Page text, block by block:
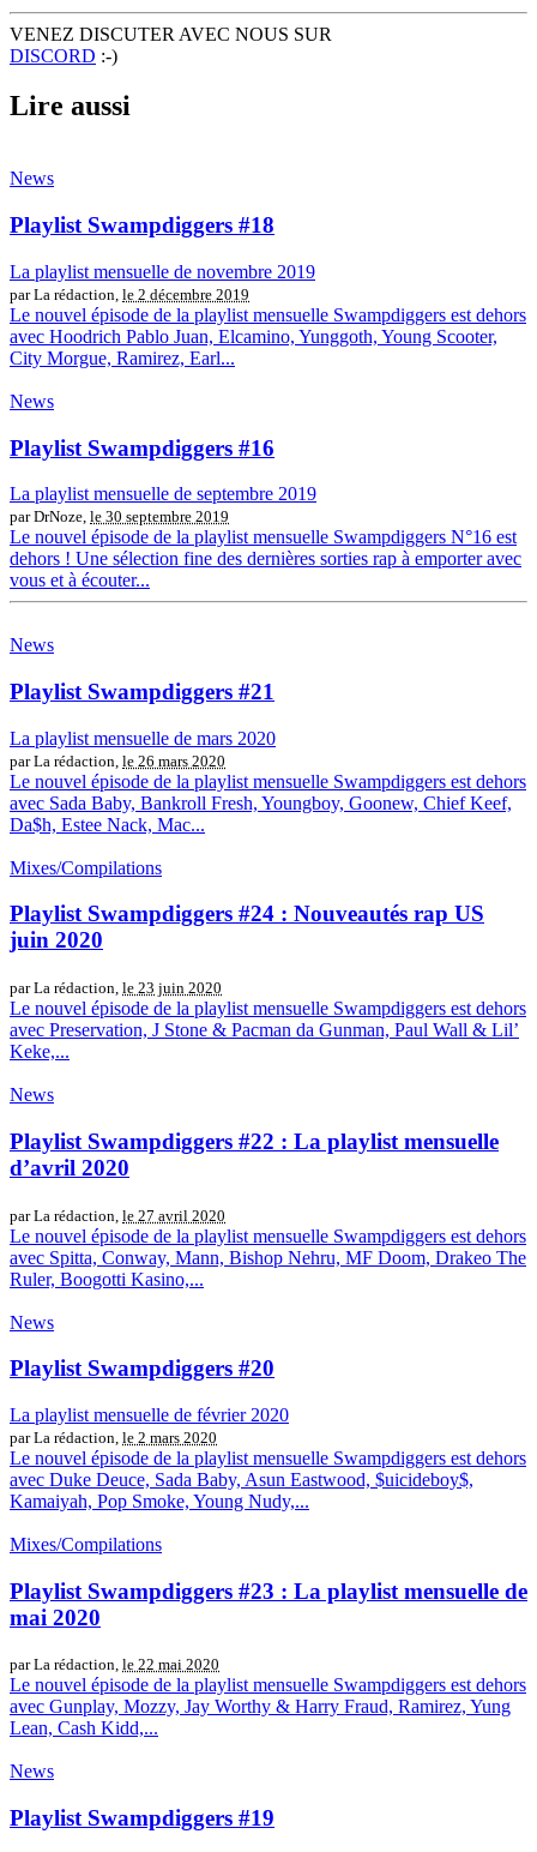
VENEZ DISCUTER AVEC NOUS SUR
DISCORD :-)
Lire aussi
News
Playlist Swampdiggers #18
La playlist mensuelle de novembre 2019
par La rédaction, le 2 décembre 2019
Le nouvel épisode de la playlist mensuelle Swampdiggers est dehors
avec Hoodrich Pablo Juan, Elcamino, Yunggoth, Young Scooter,
City Morgue, Ramirez, Earl...
News
Playlist Swampdiggers #16
La playlist mensuelle de septembre 2019
par DrNoze, le 30 septembre 2019
Le nouvel épisode de la playlist mensuelle Swampdiggers N°16 est
dehors ! Une sélection fine des dernières sorties rap à emporter avec
vous et à écouter...
News
Playlist Swampdiggers #21
La playlist mensuelle de mars 2020
par La rédaction, le 26 mars 2020
Le nouvel épisode de la playlist mensuelle Swampdiggers est dehors
avec Sada Baby, Bankroll Fresh, Youngboy, Goonew, Chief Keef,
Da$h, Estee Nack, Mac...
Mixes/Compilations
Playlist Swampdiggers #24 : Nouveautés rap US
juin 2020
par La rédaction, le 23 juin 2020
Le nouvel épisode de la playlist mensuelle Swampdiggers est dehors
avec Preservation, J Stone & Pacman da Gunman, Paul Wall & Lil’
Keke,...
News
Playlist Swampdiggers #22 : La playlist mensuelle
d’avril 2020
par La rédaction, le 27 avril 2020
Le nouvel épisode de la playlist mensuelle Swampdiggers est dehors
avec Spitta, Conway, Mann, Bishop Nehru, MF Doom, Drakeo The
Ruler, Boogotti Kasino,...
News
Playlist Swampdiggers #20
La playlist mensuelle de février 2020
par La rédaction, le 2 mars 2020
Le nouvel épisode de la playlist mensuelle Swampdiggers est dehors
avec Duke Deuce, Sada Baby, Asun Eastwood, $uicideboy$,
Kamaiyah, Pop Smoke, Young Nudy,...
Mixes/Compilations
Playlist Swampdiggers #23 : La playlist mensuelle de
mai 2020
par La rédaction, le 22 mai 2020
Le nouvel épisode de la playlist mensuelle Swampdiggers est dehors
avec Gunplay, Mozzy, Jay Worthy & Harry Fraud, Ramirez, Yung
Lean, Cash Kidd,...
News
Playlist Swampdiggers #19